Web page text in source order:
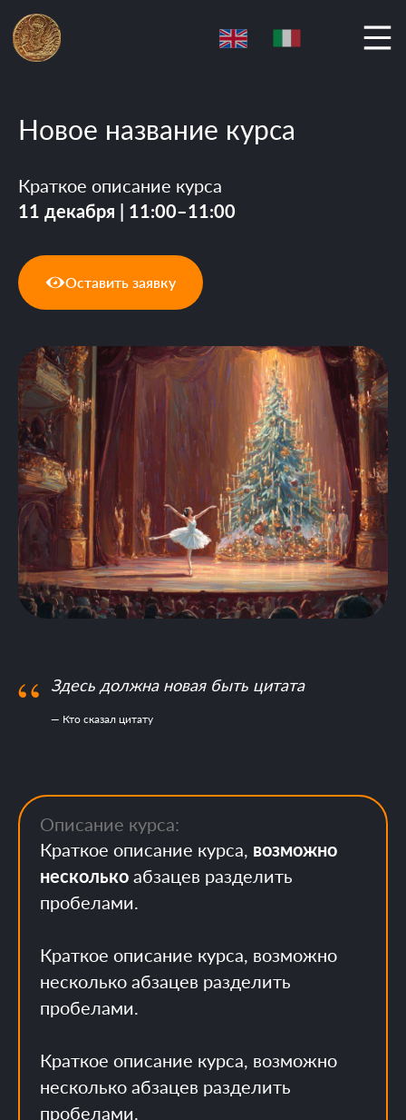
Новое название курса
Краткое описание курса
11 декабря | 11:00–11:00
Оставить заявку
“ Здесь должна новая быть цитата
— Кто сказал цитату
Описание курса:
Краткое описание курса, возможно
несколько абзацев разделить
пробелами.
Краткое описание курса, возможно
несколько абзацев разделить
пробелами.
Краткое описание курса, возможно
несколько абзацев разделить
пробелами.